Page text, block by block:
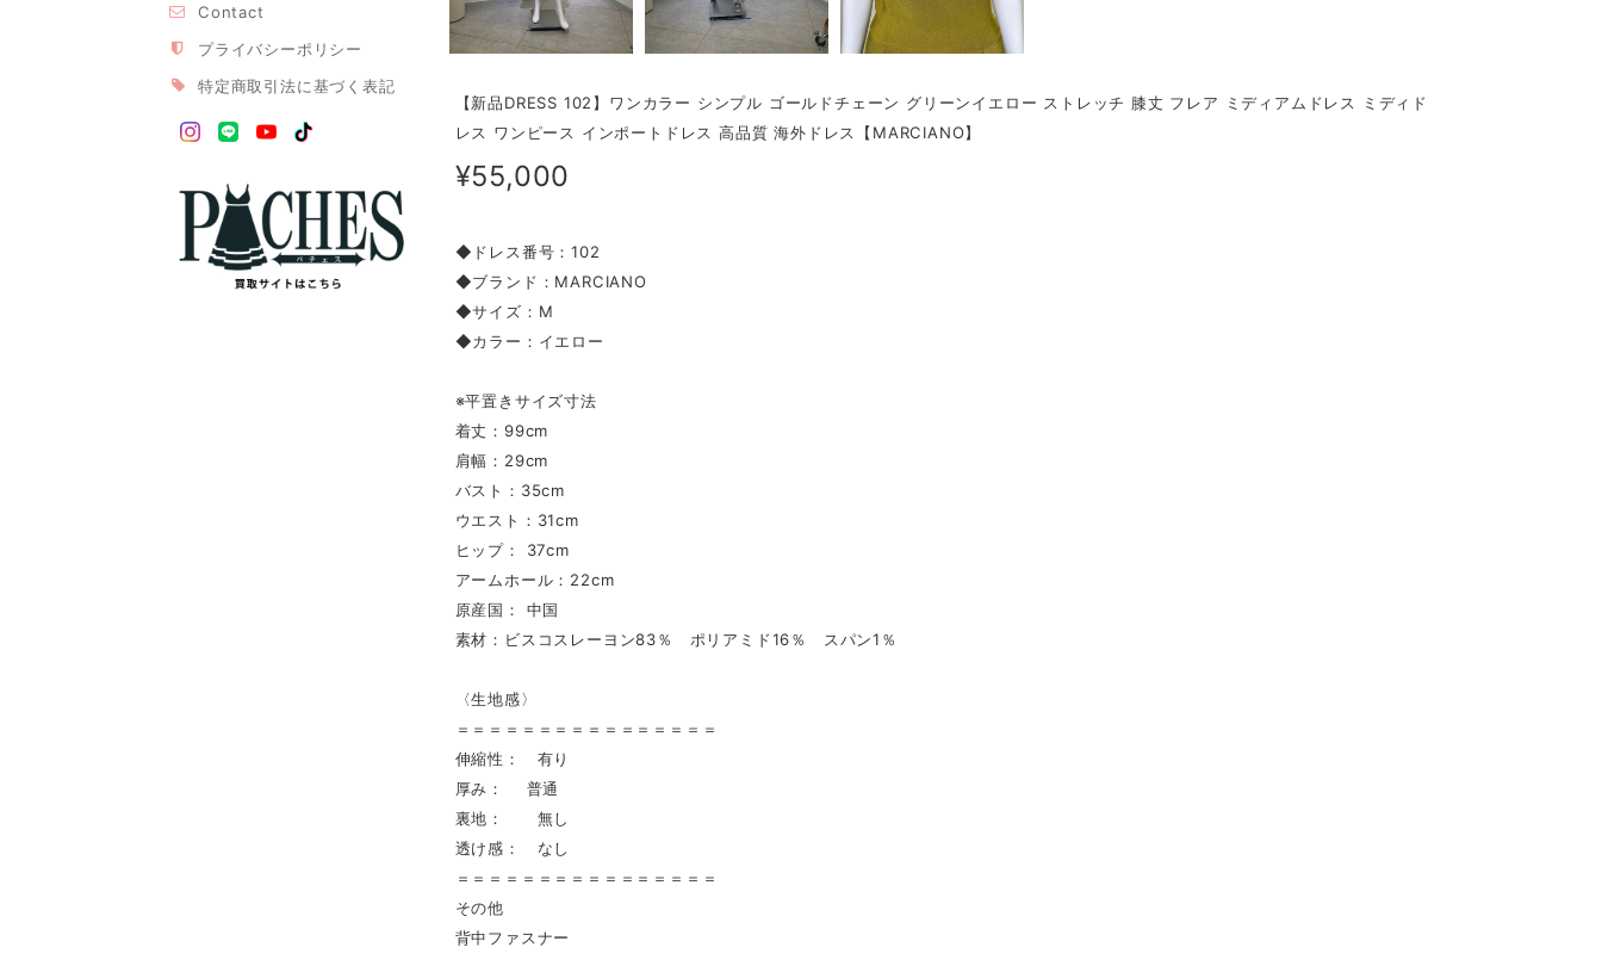
Contact
プライバシーポリシー
特定商取引法に基づく表記
【新品DRESS 102】ワンカラー シンプル ゴールドチェーン グリーンイエロー ストレッチ 膝丈 フレア ミディアムドレス ミディド
レス ワンピース インポートドレス 高品質 海外ドレス【MARCIANO】
¥55,000
◆ドレス番号：102
◆ブランド：MARCIANO
◆サイズ：M
◆カラー：イエロー
※平置きサイズ寸法
着丈：99cm
肩幅：29cm
バスト：35cm
ウエスト：31cm
ヒップ： 37cm
アームホール：22cm
原産国： 中国
素材：ビスコスレーヨン83％ ポリアミド16％ スパン1％
〈生地感〉
＝＝＝＝＝＝＝＝＝＝＝＝＝＝＝＝
伸縮性： 有り
厚み： 普通
裏地： 無し
透け感： なし
＝＝＝＝＝＝＝＝＝＝＝＝＝＝＝＝
その他
背中ファスナー